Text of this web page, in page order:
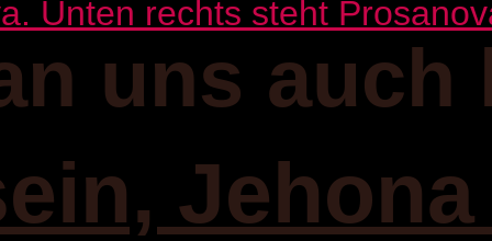
uns auch